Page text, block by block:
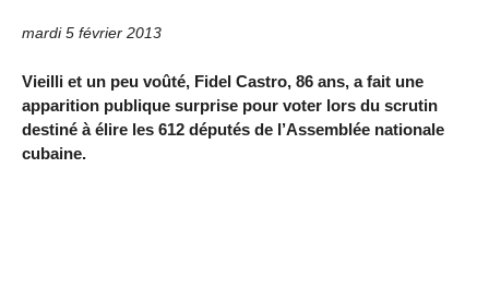
mardi 5 février 2013
Vieilli et un peu voûté, Fidel Castro, 86 ans, a fait une
apparition publique surprise pour voter lors du scrutin
destiné à élire les 612 députés de l’Assemblée nationale
cubaine.